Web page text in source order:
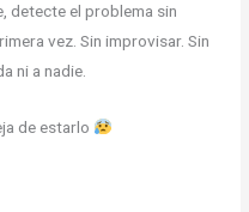
detecte el problema sin
vez. Sin improvisar. Sin
ni a nadie.
de estarlo